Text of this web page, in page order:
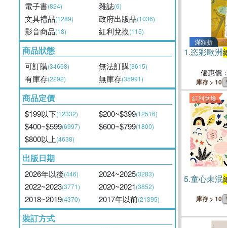
電子書(824) 雜誌(6)
文具禮品(1289) 政府出版品(1036)
影音商品(18) 紅利兌換(115)
商品狀態
可訂購(34668) 無法訂購(3615)
有庫存(2292) 無庫存(35991)
商品定價
$199以下(12332) $200~$399(12516)
$400~$599(6997) $600~$799(1800)
$800以上(4638)
出版日期
2026年以後(446) 2024~2025(3283)
2022~2023(3771) 2020~2021(3852)
2018~2019(4370) 2017年以前(21395)
裝訂方式
滿額折
1.恣彩歐洲
優惠價
庫存 > 10
紅利兌換
5.童心未泯
庫存 > 10